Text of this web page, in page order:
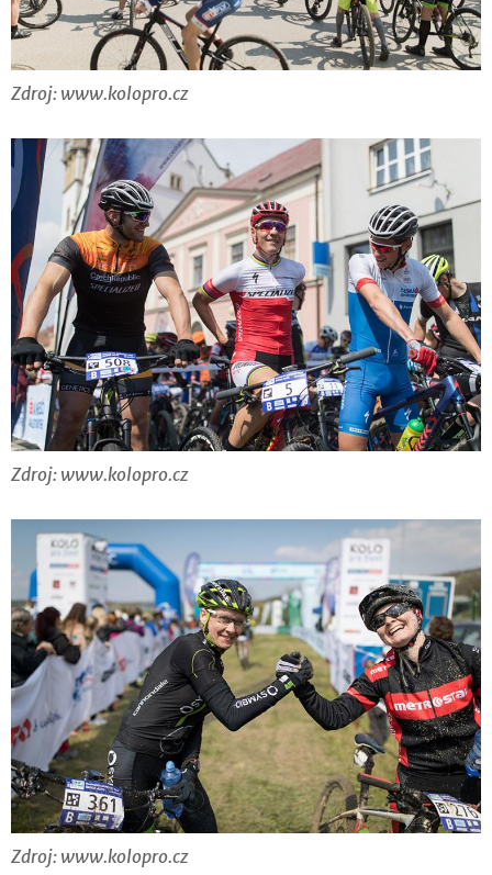
Zdroj: www.kolopro.cz
Zdroj: www.kolopro.cz
Zdroj: www.kolopro.cz